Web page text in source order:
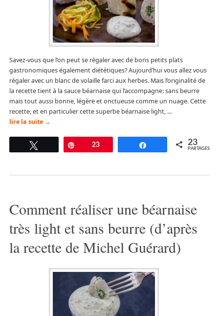
Savez-vous que l’on peut se régaler avec de bons petits plats
gastronomiques également diététiques? Aujourd’hui vous allez vous
régaler avec un blanc de volaille farci aux herbes. Mais l’originalité de
la recette tient à la sauce béarnaise qui l’accompagne: sans beurre
mais tout aussi bonne, légère et onctueuse comme un nuage. Cette
recette, et en particulier cette superbe béarnaise light, …
lire la suite →
Tweetez Épingle
23 Partagez 23
PARTAGES
Comment réaliser une béarnaise
très light et sans beurre (d’après
la recette de Michel Guérard)